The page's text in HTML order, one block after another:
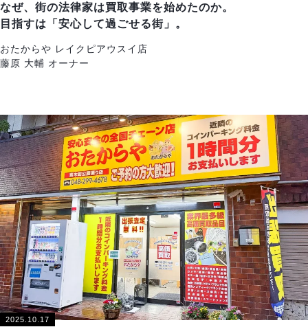
なぜ、街の法律家は買取事業を始めたのか。
目指すは「安心して過ごせる街」。
おたからや レイクピアウスイ店
藤原 大輔 オーナー
2025.10.17